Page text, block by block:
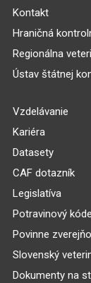
Kontakt
Hraničná
Regionálna
Ústav štátnej
Vzdelávanie
Kariéra
Datasety
CAF dotazník
Legislatíva
Potravinový
Povinne
Slovenský
Dokumenty na